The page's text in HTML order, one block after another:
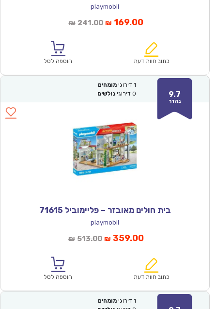
playmobil
₪ 241.00המחיר
₪241.00.
₪ 169.00המחיר
הוא:
כתוב חוות דעת הוספה לסל
9.7
נהדר
1 דירוגי מומחים
0 דירוגי גולשים
בית חולים מאובזר – פליימוביל 71615
playmobil
₪ 513.00המחיר
₪513.00.
₪ 359.00המחיר
הוא:
כתוב חוות דעת הוספה לסל
1 דירוגי מומחים